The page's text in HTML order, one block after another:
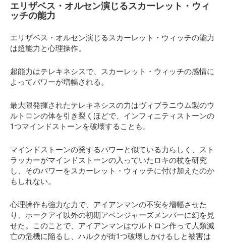
エリザベス・オルセン演じるスカーレット・ウィ
ッチの能力
エリザベス・オルセン演じるスカーレット・ウィッチの能力
は超能力と心理操作。
超能力はテレキネシスで、スカーレット・ウィッチの感情に
よってパワーが増幅される。
最大限発揮されたテレキネシスの力はヴィブラニウム製のウ
ルトロンの体を引き裂くほどで、インフィニティストーンの
1つマインドストーンを破壊することも。
マインドストーンの発するパワーと似ている力らしく、スト
ラッカーがマインドストーンの入っていたロキの杖を研究
し、そのパワーをスカーレット・ウィッチに付け加えたのか
もしれない。
心理操作も強力な力で、アイアンマンの不安を増幅させた
り、ホークアイ以外の初期アベンジャーズメンバーに幻を見
せた。このことで、アイアンマンはウルトロン作って人類滅
亡の危機に陥るし、ハルクが街1つ破壊しかけるしと被害は